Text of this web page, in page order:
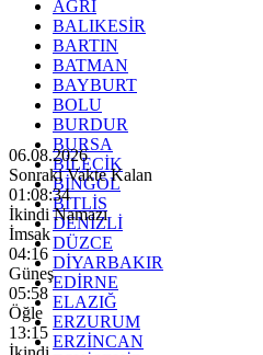
AĞRI
BALIKESİR
BARTIN
BATMAN
BAYBURT
BOLU
BURDUR
BURSA
BİLECİK
BİNGÖL
BİTLİS
DENİZLİ
DÜZCE
DİYARBAKIR
EDİRNE
ELAZIĞ
ERZURUM
ERZİNCAN
06.08.2026
Sonraki Vakte Kalan
01:08:32
İkindi Namazı
İmsak
04:16
Güneş
05:58
Öğle
13:15